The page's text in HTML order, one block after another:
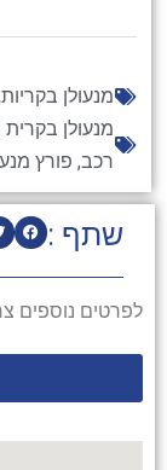
שתף :
לפרטים נוספים
מנעולן בקריות
מנעולן בקרית
רכב, פורץ